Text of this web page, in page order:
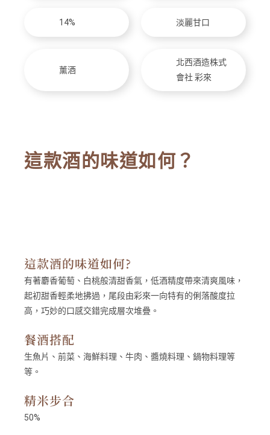
14% 淡麗甘口
薰酒
北西酒造株式
會社 彩來
這款酒的味道如何？
這款酒的味道如何?
有著麝香葡萄、白桃般清甜香氣，低酒精度帶來清爽風味，
起初甜香輕柔地拂過，尾段由彩來一向特有的俐落酸度拉
高，巧妙的口感交錯完成層次堆疊。
餐酒搭配
生魚片、前菜、海鮮料理、牛肉、醬燒料理、鍋物料理等
等。
精米步合
50%